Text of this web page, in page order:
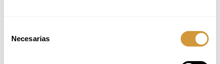
Necesarias
COCINA A PRESIÓN 26-27 EDICIÓN OCTUBRE